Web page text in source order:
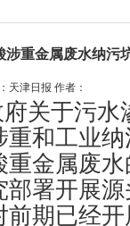
涉重金属废水纳污
天津日报 作者：
关于污水
和工业
金属废
署开展
期已经